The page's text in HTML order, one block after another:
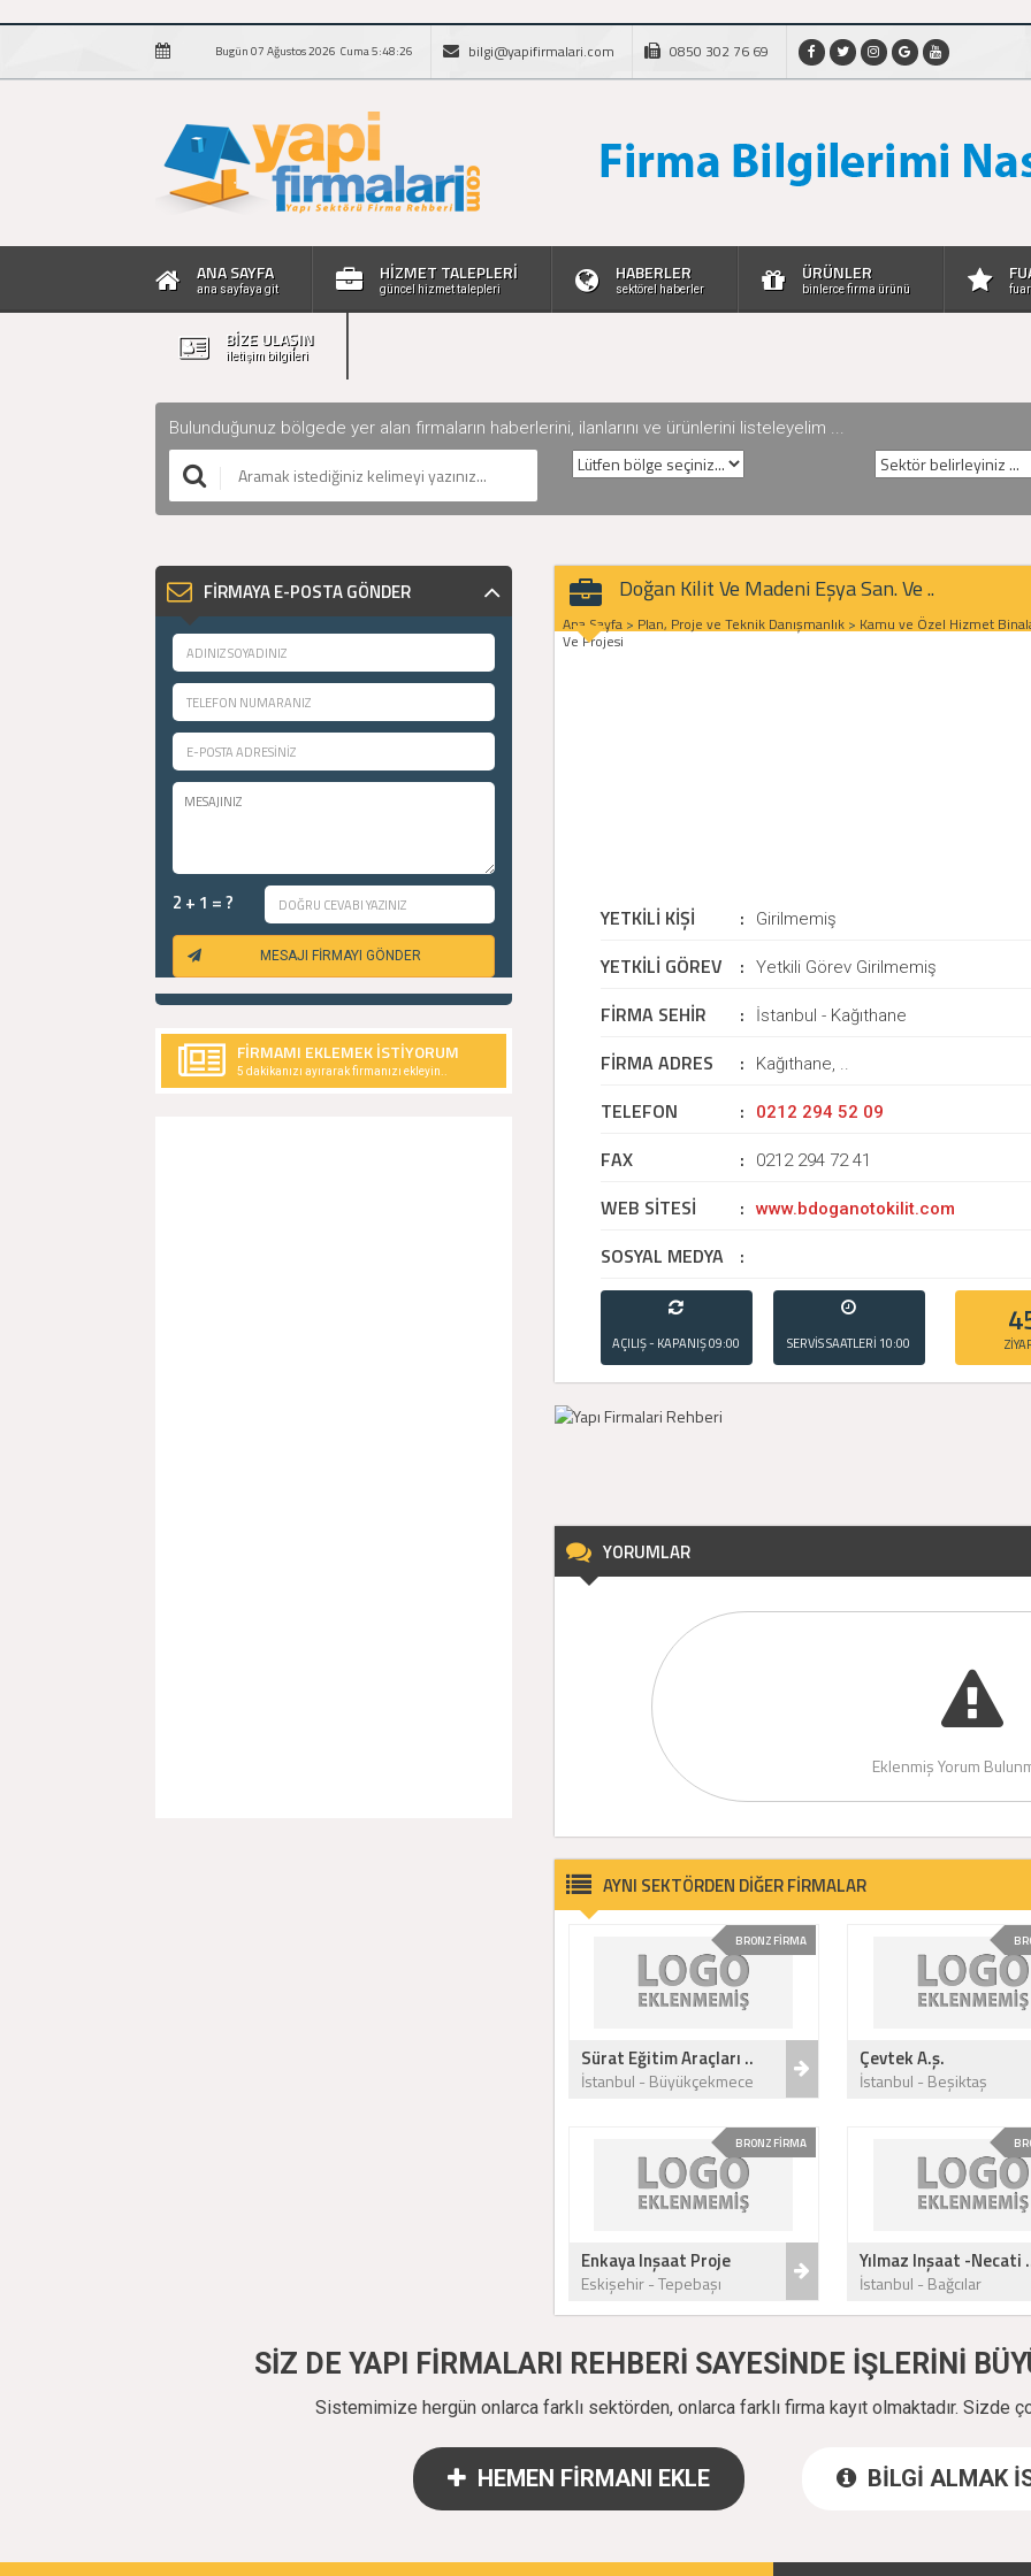
Bugün 07 Ağustos 2026 Cuma 5:48:27 bilgi@yapifirmalari.com 0850 302 76 69
ANA SAYFA
ana sayfaya git
HİZMET TALEPLERİ
güncel hizmet talepleri
HABERLER
sektörel haberler
ÜRÜNLER
binlerce firma ürünü
BİZE ULAŞIN
iletişim bilgileri
Bulunduğunuz bölgede yer alan firmaların haberlerini, ilanlarını ve ürünlerini listeleyelim ...
FİRMAYA E-POSTA GÖNDER
2 + 1 = ?
MESAJI FİRMAYI GÖNDER
FİRMAMI EKLEMEK İSTİYORUM
5 dakikanızı ayırarak firmanızı ekleyin..
Doğan Kilit Ve Madeni Eşya San. Ve ..
Ana Sayfa > Plan, Proje ve Teknik Danışmanlık> Kamu ve Özel Hizmet
Ve Projesi
YETKİLİ KİŞİ : Girilmemiş
YETKİLİ GÖREV : Yetkili Görev Girilmemiş
FİRMA SEHİR : İstanbul - Kağıthane
FİRMA ADRES : Kağıthane, ..
TELEFON : 0212 294 52 09
FAX : 0212 294 72 41
WEB SİTESİ : www.bdoganotokilit.com
SOSYAL MEDYA :
AÇILIŞ - KAPANIŞ09:00
- 21:00
SERVİS SAATLERİ 10:00
- 20:00
YORUMLAR
Eklenmiş Yorum
AYNI SEKTÖRDEN DİĞER FİRMALAR
BRONZ FİRMA
Sürat Eğitim Araçları ..
İstanbul - Büyükçekmece
Çevtek A.ş.
İstanbul - Beşiktaş
BRONZ FİRMA
Enkaya Inşaat Proje
Eskişehir - Tepebaşı
Yılmaz Inşaat -Necati
İstanbul - Bağcılar
SİZ DE YAPI FİRMALARI REHBERİ SAYESİNDE İŞLERİNİ
Sistemimize hergün onlarca farklı sektörden, onlarca farklı firma kayıt olmaktadır. Sizde
HEMEN FİRMANI EKLE BİLGİ ALMAK